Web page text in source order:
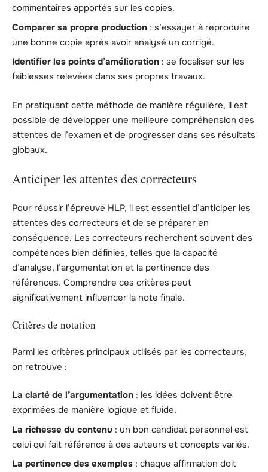
commentaires apportés sur les copies.
Comparer sa propre production : s’essayer à reproduire
une bonne copie après avoir analysé un corrigé.
Identifier les points d’amélioration : se focaliser sur les
faiblesses relevées dans ses propres travaux.
En pratiquant cette méthode de manière régulière, il est
possible de développer une meilleure compréhension des
attentes de l’examen et de progresser dans ses résultats
globaux.
Anticiper les attentes des correcteurs
Pour réussir l’épreuve HLP, il est essentiel d’anticiper les
attentes des correcteurs et de se préparer en
conséquence. Les correcteurs recherchent souvent des
compétences bien définies, telles que la capacité
d’analyse, l’argumentation et la pertinence des
références. Comprendre ces critères peut
significativement influencer la note finale.
Critères de notation
Parmi les critères principaux utilisés par les correcteurs,
on retrouve :
La clarté de l’argumentation : les idées doivent être
exprimées de manière logique et fluide.
La richesse du contenu : un bon candidat personnel est
celui qui fait référence à des auteurs et concepts variés.
La pertinence des exemples : chaque affirmation doit